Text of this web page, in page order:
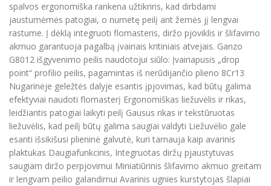
spalvos ergonomiška rankena užtikrins, kad dirbdami
jaustumėmės patogiai, o numetę peilį ant žemės jį lengvai
rastume. Į dėklą integruoti flomasteris, diržo pjoviklis ir šlifavimo
akmuo garantuoja pagalbą įvairiais kritiniais atvejais. Ganzo
G8012 išgyvenimo peilis naudotojui siūlo: Įvairiapusis „drop
point“ profilio peilis, pagamintas iš nerūdijančio plieno 8Cr13
Nugarinėje geležtės dalyje esantis įpjovimas, kad būtų galima
efektyviai naudoti flomasterį Ergonomiškas liežuvėlis ir rikas,
leidžiantis patogiai laikyti peilį Gausus rikas ir tekstūruotas
liežuvėlis, kad peilį būtų galima saugiai valdyti Liežuvėlio gale
esanti išsikišusi plieninė galvutė, kuri tarnauja kaip avarinis
plaktukas Daugiafunkcinis, Integruotas diržų pjaustytuvas
saugiam diržo perpjovimui Miniatiūrinis šlifavimo akmuo greitam
ir lengvam peilio galandimui Avarinis ugnies kurstytojas šlapiai